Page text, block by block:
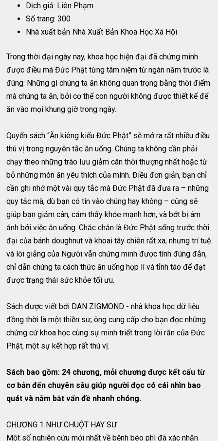
Dịch giả: Liên Phạm
Số trang: 300
Nhà xuất bản Nhà Xuất Bản Khoa Học Xã Hội
Trong thời đại ngày nay, khoa học hiện đại đã chứng minh
được điều mà Đức Phật từng tâm niệm từ ngàn năm trước là
đúng: Những gì chúng ta ăn không quan trọng bằng thời điểm
mà chúng ta ăn, bởi cơ thể con người không được thiết kế để
ăn vào mọi khung giờ trong ngày.
Quyển sách “Ăn kiêng kiểu Đức Phật” sẽ mở ra rất nhiều điều
thú vị trong nguyên tắc ăn uống. Chúng ta không cần phải
chạy theo những trào lưu giảm cân thời thượng nhất hoặc từ
bỏ những món ăn yêu thích của mình. Điều đơn giản, bạn chỉ
cần ghi nhớ một vài quy tắc mà Đức Phật đã đưa ra – những
quy tắc mà, dù bạn có tin vào chúng hay không – cũng sẽ
giúp bạn giảm cân, cảm thấy khỏe mạnh hơn, và bớt bị ám
ảnh bởi việc ăn uống. Chắc chắn là Đức Phật sống trước thời
đại của bánh doughnut và khoai tây chiên rất xa, nhưng trí tuệ
và lời giảng của Người vẫn chứng minh được tính đúng đắn,
chỉ dẫn chúng ta cách thức ăn uống hợp lí và tỉnh táo để đạt
được trạng thái sức khỏe tối ưu.
Sách được viết bởi DAN ZIGMOND - nhà khoa học dữ liệu
đồng thời là một thiền sư; ông cung cấp cho bạn đọc những
chứng cứ khoa học cùng sự minh triết trong lời răn của Đức
Phật, một sự kết hợp rất thú vị.
Sách bao gồm: 24 chương, mỗi chương được kết cấu từ
cơ bản đến chuyên sâu giúp người đọc có cái nhìn bao
quát và nắm bắt vấn đề nhanh chóng.
CHƯƠNG 1 NHƯ CHUỘT HAY SƯ
Một số nghiên cứu mới nhất về bệnh béo phì đã xác nhận